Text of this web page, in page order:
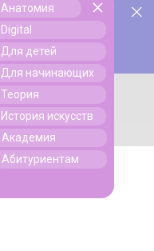
Поиск
Поиск
Анатомия
Digital
Для детей
Для начинающих
Теория
История искусств
Академия
Абитуриентам